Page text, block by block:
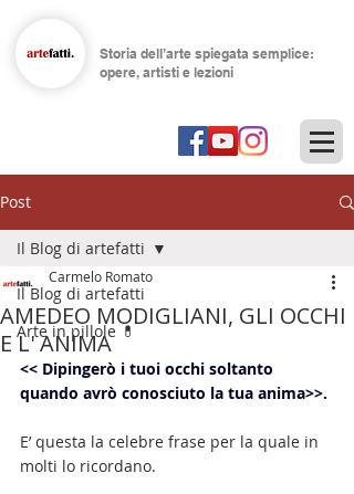
Storia dell’arte spiegata semplice:
opere, artisti e lezioni
Post
Il Blog di artefatti
Arte in pillole 💊
Il Blog di artefatti
AMEDEO MODIGLIANI, GLI OCCHI
E L' ANIMA
Carmelo Romato
<< Dipingerò i tuoi occhi soltanto
quando avrò conosciuto la tua anima>>.
E’ questa la celebre frase per la quale in
molti lo ricordano.